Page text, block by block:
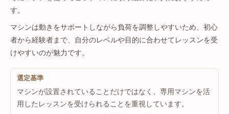
す。
マシンは動きをサポートしながら負荷を調整しやすいため、初心
者から経験者まで、自分のレベルや目的に合わせてレッスンを受
けやすいのが魅力です。
選定基準
マシンが設置されていることだけではなく、専用マシンを活
用したレッスンを受けられることを重視しています。